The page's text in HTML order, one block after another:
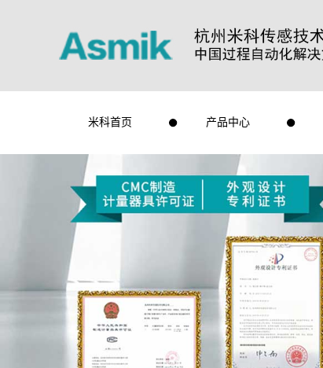
米科首页 产品中心